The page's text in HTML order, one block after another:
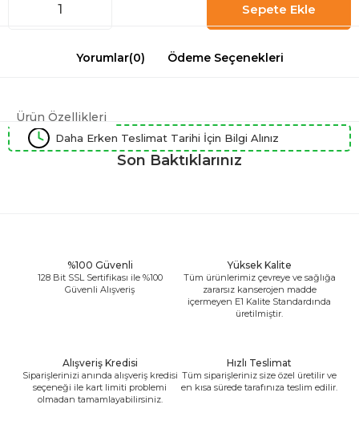
Yorumlar(0) Ödeme Seçenekleri
Ürün Özellikleri
Daha Erken Teslimat Tarihi İçin Bilgi Alınız
Son Baktıklarınız
%100 Güvenli
128 Bit SSL Sertifikası ile %100
Güvenli Alışveriş
Yüksek Kalite
Tüm ürünlerimiz çevreye ve sağlığa
zararsız kanserojen madde
içermeyen E1 Kalite Standardında
üretilmiştir.
Alışveriş Kredisi
Siparişlerinizi anında alışveriş kredisi
seçeneği ile kart limiti problemi
olmadan tamamlayabilirsiniz.
Hızlı Teslimat
Tüm siparişleriniz size özel üretilir ve
en kısa sürede tarafınıza teslim edilir.